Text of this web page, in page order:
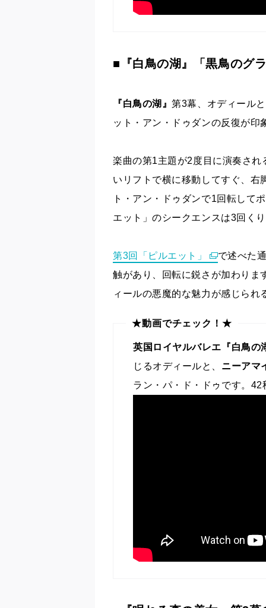
■『白鳥の湖』「黒鳥のグ
『白鳥の湖』第3幕、オディール
ット・アン・ドゥダンの反復が印
楽曲の第1主題が2度目に演奏さ
いリフトで横に移動してすぐ、右
ト・アン・ドゥダンで1回転して
エット」のシークエンスは3回く
第3回「ピルエット」
で述べた
触があり、回転に鋭さが加わりま
ィールの悪魔的な魅力が感じられ
★動画でチェック！★
英国ロイヤルバレエ『白鳥の
じるオディールと、 ニーアマ
ラン・パ・ド・ドゥです。